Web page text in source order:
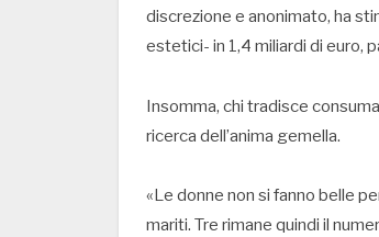
discrezione e anonimato, ha
estetici- in 1,4 miliardi di euro,
Insomma, chi tradisce
ricerca dell’anima gemella.
«Le donne non si fanno belle
mariti. Tre rimane quindi il